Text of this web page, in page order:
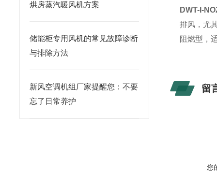
烘房蒸汽暖风机方案
储能柜专用风机的常见故障诊断
与排除方法
新风空调机组厂家提醒您：不要
忘了日常养护
DWT-I-
排风，尤
阻燃型，
留
您